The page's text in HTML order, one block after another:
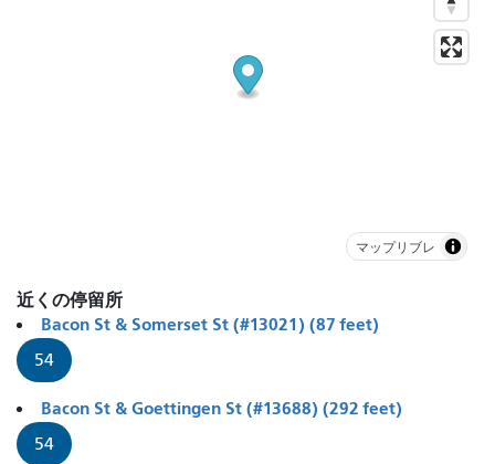
マップリブレ
近くの停留所
Bacon St & Somerset St (#13021) (87 feet)
54
Bacon St & Goettingen St (#13688) (292 feet)
54